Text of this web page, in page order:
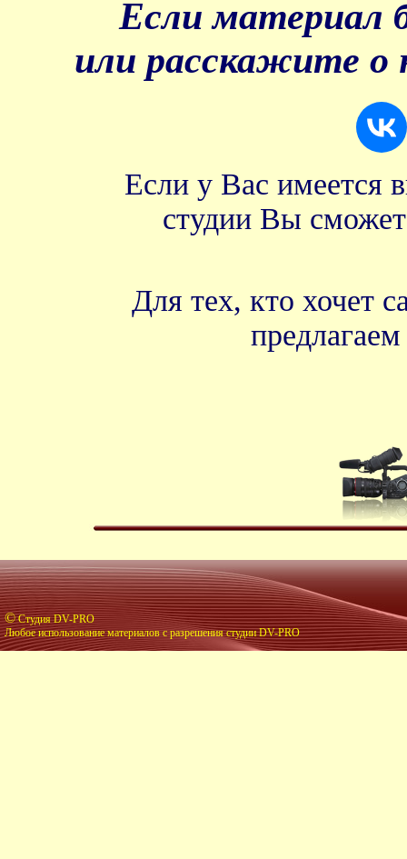
Если материал
или расскажите о
Если у Вас имеется
студии Вы
Для тех, кто хочет
©Студия DV-PRO
Любое использование материалов с разрешения студии DV-PRO